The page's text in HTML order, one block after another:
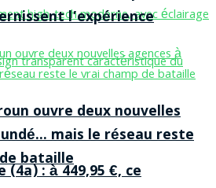
: à 449,95 €, ce
l’expérience
ouvre deux nouvelles
mais le réseau reste
bataille